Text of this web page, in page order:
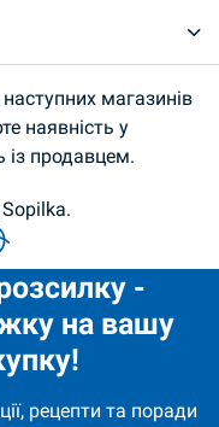
магазинів
наявність у
із продавцем.
-
на вашу
рецепти та поради